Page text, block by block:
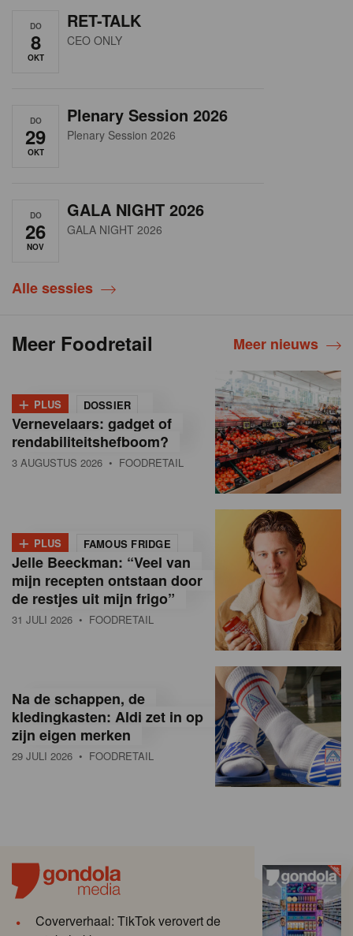
DO
8
OKT
RET-TALK
CEO ONLY
DO
29
OKT
Plenary Session 2026
Plenary Session 2026
DO
26
NOV
GALA NIGHT 2026
GALA NIGHT 2026
Alle sessies
Meer Foodretail Meer nieuws
+ PLUS DOSSIER
Vernevelaars: gadget of
rendabiliteitshefboom?
3 AUGUSTUS 2026 • FOODRETAIL
+ PLUS FAMOUS FRIDGE
Jelle Beeckman: “Veel van
mijn recepten ontstaan door
de restjes uit mijn frigo”
31 JULI 2026 • FOODRETAIL
Na de schappen, de
kledingkasten: Aldi zet in op
zijn eigen merken
29 JULI 2026 • FOODRETAIL
Coververhaal: TikTok verovert de